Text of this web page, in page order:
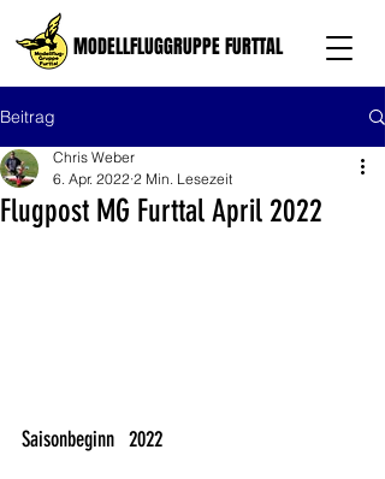
MODELLFLUGGRUPPE FURTTAL
Beitrag
Flugpost MG Furttal April 2022
Chris Weber
6. Apr. 2022 2 Min. Lesezeit
Saisonbeginn   2022